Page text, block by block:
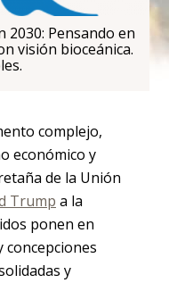
2030: Pensando en
visión bioceánica.
complejo,
económico y
de la Unión
Trump a la
ponen en
concepciones
y